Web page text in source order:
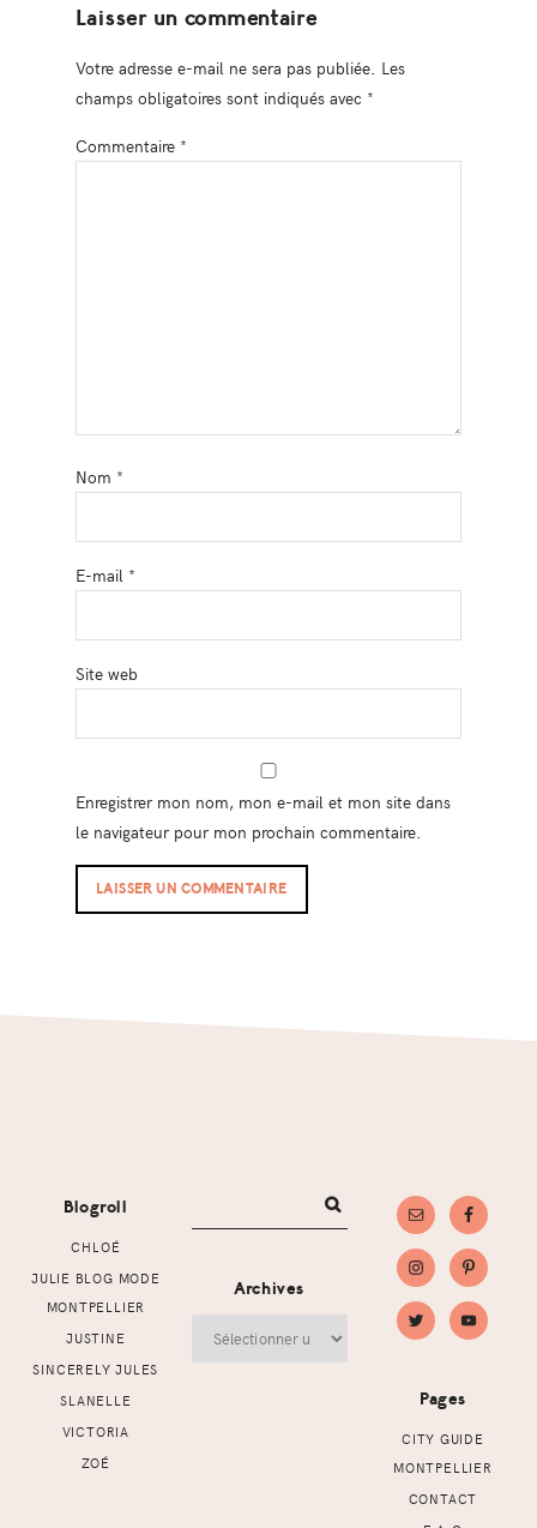
Laisser un commentaire
Votre adresse e-mail ne sera pas publiée. Les
champs obligatoires sont indiqués avec *
Commentaire *
Nom *
E-mail *
Site web
Enregistrer mon nom, mon e-mail et mon site dans
le navigateur pour mon prochain commentaire.
Blogroll
CHLOÉ
JULIE BLOG MODE
MONTPELLIER
JUSTINE
SINCERELY JULES
SLANELLE
VICTORIA
ZOÉ
Archives
Pages
CITY GUIDE
MONTPELLIER
CONTACT